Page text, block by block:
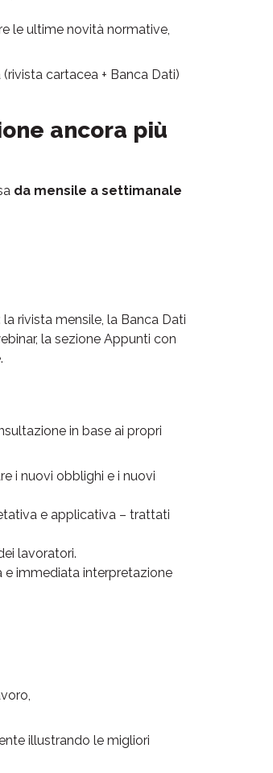
le ultime novità normative,
cartacea + Banca Dati)
ancora più
da mensile a settimanale
rivista mensile, la Banca Dati
la sezione Appunti con
in base ai propri
i nuovi obblighi e i nuovi
e applicativa – trattati
lavoratori.
e immediata interpretazione
illustrando le migliori